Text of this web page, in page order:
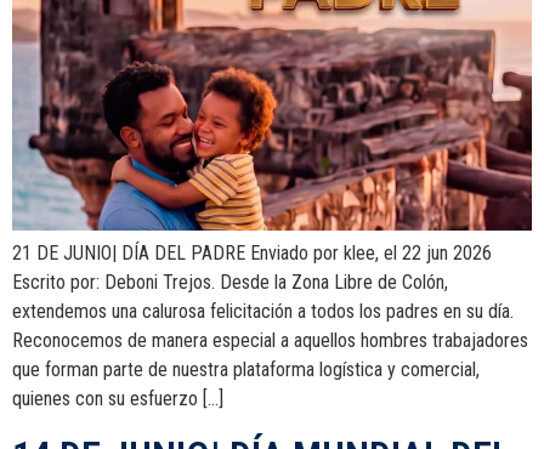
21 DE JUNIO| DÍA DEL PADRE Enviado por klee, el 22 jun 2026
Escrito por: Deboni Trejos. Desde la Zona Libre de Colón,
extendemos una calurosa felicitación a todos los padres en su día.
Reconocemos de manera especial a aquellos hombres trabajadores
que forman parte de nuestra plataforma logística y comercial,
quienes con su esfuerzo […]